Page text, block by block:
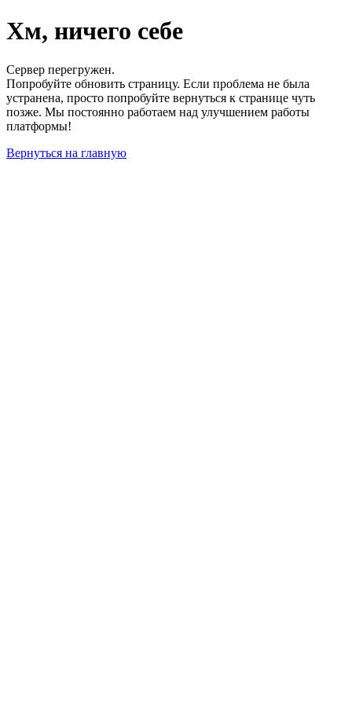
Хм, ничего себе
Сервер перегружен.
Попробуйте обновить страницу. Если проблема не была
устранена, просто попробуйте вернуться к странице чуть
позже. Мы постоянно работаем над улучшением работы
платформы!
Вернуться на главную